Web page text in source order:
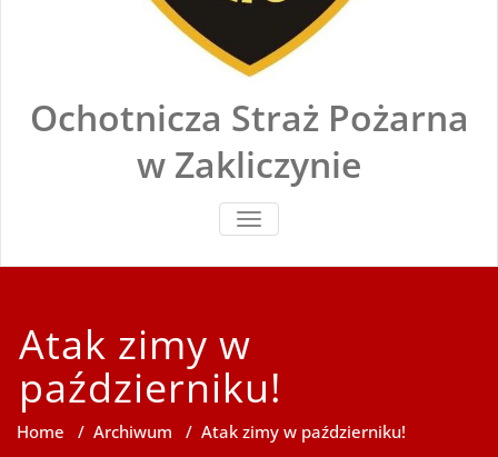
Ochotnicza Straż Pożarna
w Zakliczynie
TOGGLE
NAVIGATION
Atak zimy w
październiku!
Home / Archiwum / Atak zimy w październiku!